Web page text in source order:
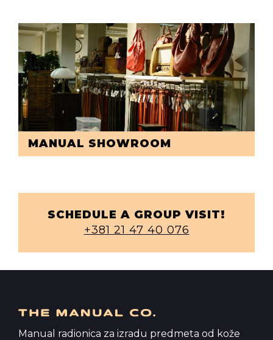
MANUAL SHOWROOM
SCHEDULE A GROUP VISIT!
+381 21 47 40 076
Manual radionica za izradu predmeta od kože